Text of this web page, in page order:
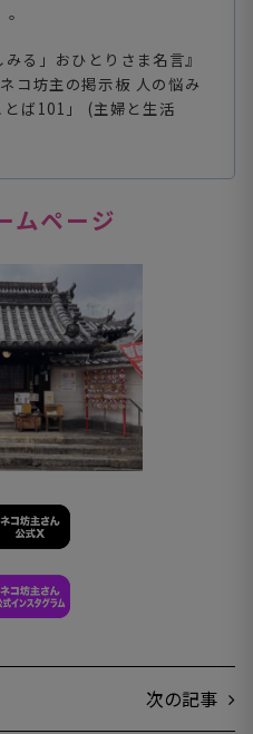
る」おひとりさま名言』
コ坊主の掲示板 人の悩み
ば101」 (主婦と生活
ムページ
次の記事